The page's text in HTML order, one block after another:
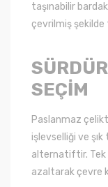
taşınabilir
çevrilmiş şekilde
SEÇİM
Paslanmaz
işlevselliği ve şık
alternatiftir. Tek
azaltarak çevre